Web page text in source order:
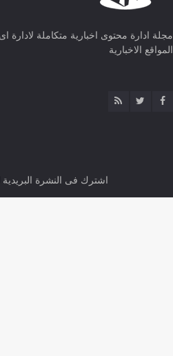
مجلة ادارة محتوى اخبارية متكاملة لادارة
المواقع الاخبارية
اشترك فى النشرة